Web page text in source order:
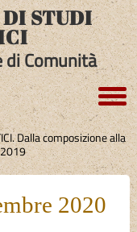
STUDI
Comunità
Dalla composizione alla
2020